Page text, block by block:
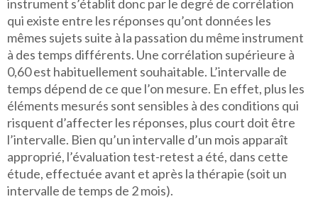
instrument s’établit donc par le degré de corrélation
qui existe entre les réponses qu’ont données les
mêmes sujets suite à la passation du même instrument
à des temps différents. Une corrélation supérieure à
0,60 est habituellement souhaitable. L’intervalle de
temps dépend de ce que l’on mesure. En effet, plus les
éléments mesurés sont sensibles à des conditions qui
risquent d’affecter les réponses, plus court doit être
l’intervalle. Bien qu’un intervalle d’un mois apparaît
approprié, l’évaluation test-retest a été, dans cette
étude, effectuée avant et après la thérapie (soit un
intervalle de temps de 2 mois).